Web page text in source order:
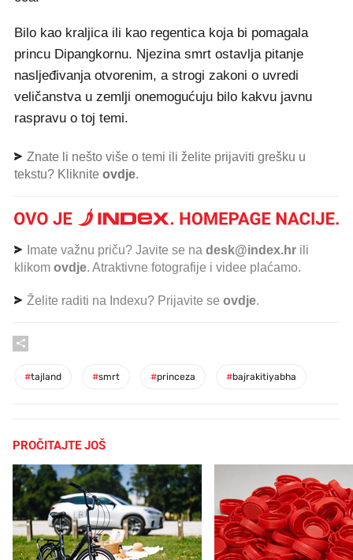
Bilo kao kraljica ili kao regentica koja bi pomagala
princu Dipangkornu. Njezina smrt ostavlja pitanje
nasljeđivanja otvorenim, a strogi zakoni o uvredi
veličanstva u zemlji onemogućuju bilo kakvu javnu
raspravu o toj temi.
Znate li nešto više o temi ili želite prijaviti grešku u
tekstu? Kliknite ovdje.
Imate važnu priču? Javite se na desk@index.hr ili
klikom ovdje. Atraktivne fotografije i videe plaćamo.
Želite raditi na Indexu? Prijavite se ovdje.
#tajland #smrt #princeza #bajrakitiyabha
PROČITAJTE JOŠ